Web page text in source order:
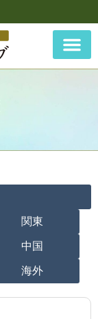
関東
中国
海外